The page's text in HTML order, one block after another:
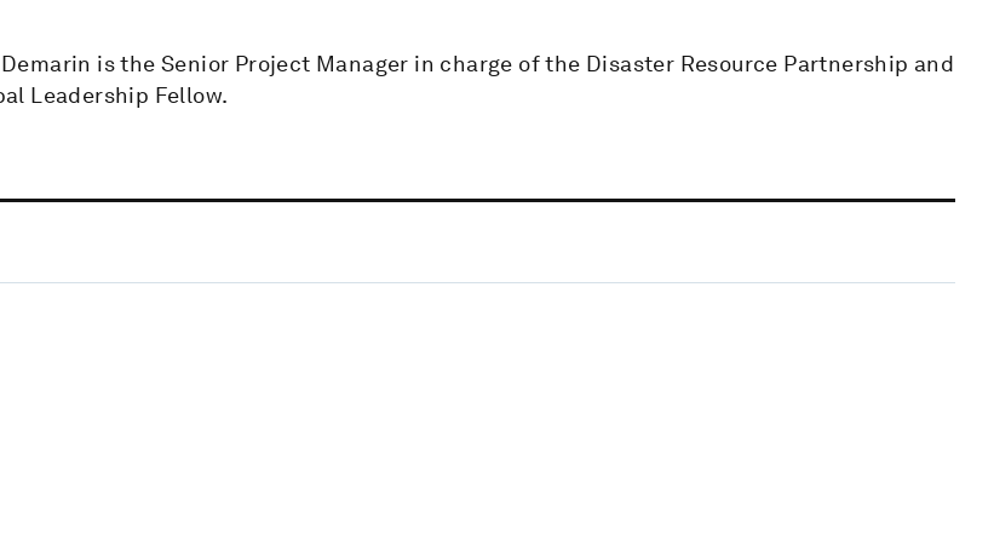
is the Senior Project Manager in charge of the Disaster Resource Partnership and
Leadership Fellow.